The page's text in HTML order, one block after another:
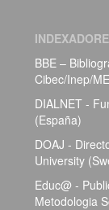
BBE –
Cibec/Inep/
DIALNET -
(España)
DOAJ -
University
Educ@ -
Metodologia